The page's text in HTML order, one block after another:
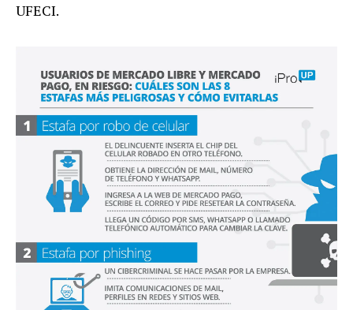
UFECI.